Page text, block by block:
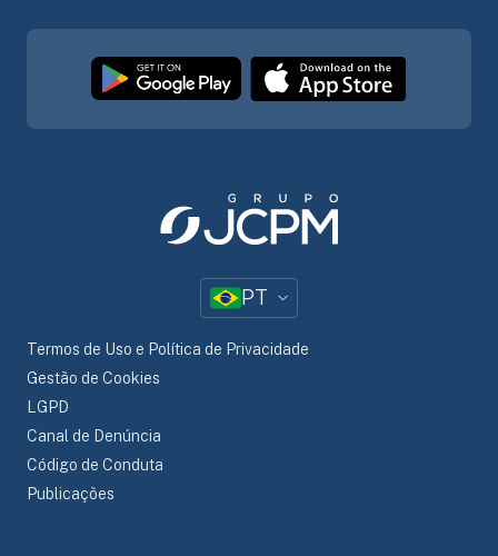
PT
Termos de Uso e Política de Privacidade
Gestão de Cookies
LGPD
Canal de Denúncia
Código de Conduta
Publicações